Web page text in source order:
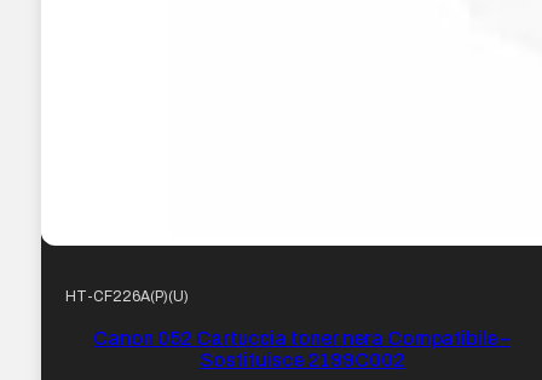
HT-CF226A(P)(U)
Canon 052 Cartuccia toner nera Compatibile –
Sostituisce 2199C002